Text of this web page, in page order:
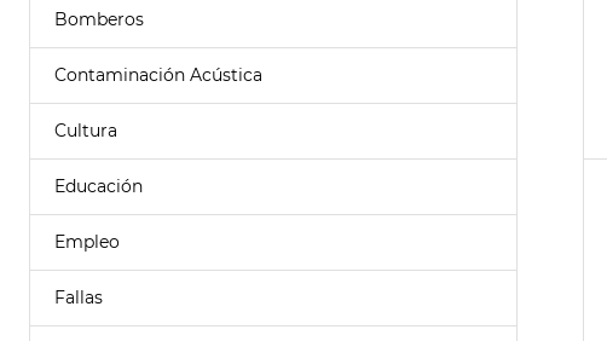
Bomberos
Contaminación Acústica
Cultura
Educación
Empleo
Fallas